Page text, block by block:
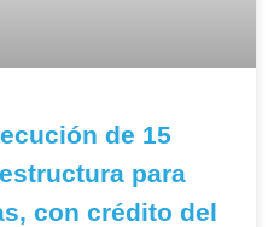
de 15
para
con crédito del